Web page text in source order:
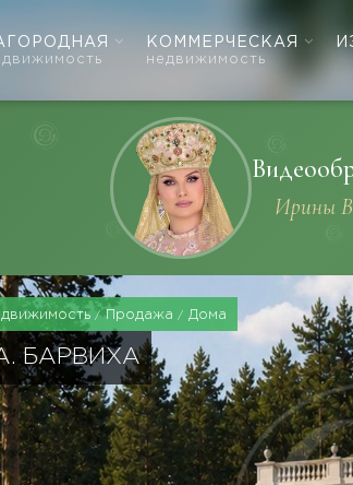
КОММЕРЧЕСКАЯ
недвижимость
Ирины
Продажа Дома
БАРВИХА